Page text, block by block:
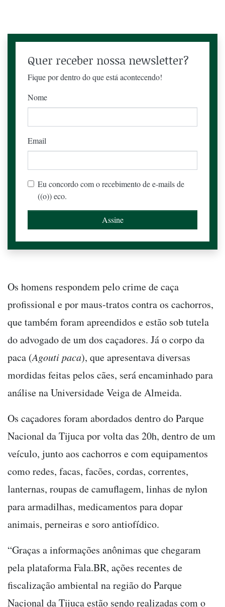
Quer receber nossa newsletter?
Fique por dentro do que está acontecendo!
Nome
Email
Eu concordo com o recebimento de e-mails de
((o)) eco.
Os homens respondem pelo crime de caça
profissional e por maus-tratos contra os cachorros,
que também foram apreendidos e estão sob tutela
do advogado de um dos caçadores. Já o corpo da
paca (Agouti paca), que apresentava diversas
mordidas feitas pelos cães, será encaminhado para
análise na Universidade Veiga de Almeida.
Os caçadores foram abordados dentro do Parque
Nacional da Tijuca por volta das 20h, dentro de um
veículo, junto aos cachorros e com equipamentos
como redes, facas, facões, cordas, correntes,
lanternas, roupas de camuflagem, linhas de nylon
para armadilhas, medicamentos para dopar
animais, perneiras e soro antiofídico.
“Graças a informações anônimas que chegaram
pela plataforma Fala.BR, ações recentes de
fiscalização ambiental na região do Parque
Nacional da Tijuca estão sendo realizadas com o